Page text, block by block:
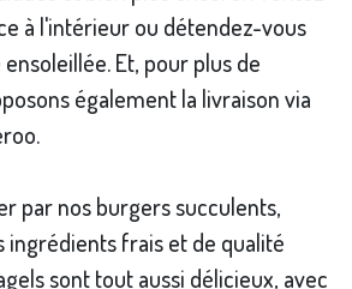
à l'intérieur ou détendez-vous
Et, pour plus de
également la livraison via
par nos burgers succulents,
ingrédients frais et de qualité
sont tout aussi délicieux, avec